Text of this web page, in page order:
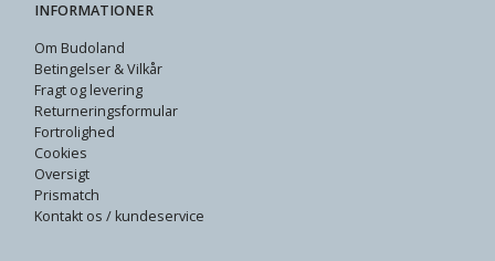
INFORMATIONER
Om Budoland
Betingelser & Vilkår
Fragt og levering
Returneringsformular
Fortrolighed
Cookies
Oversigt
Prismatch
Kontakt os / kundeservice